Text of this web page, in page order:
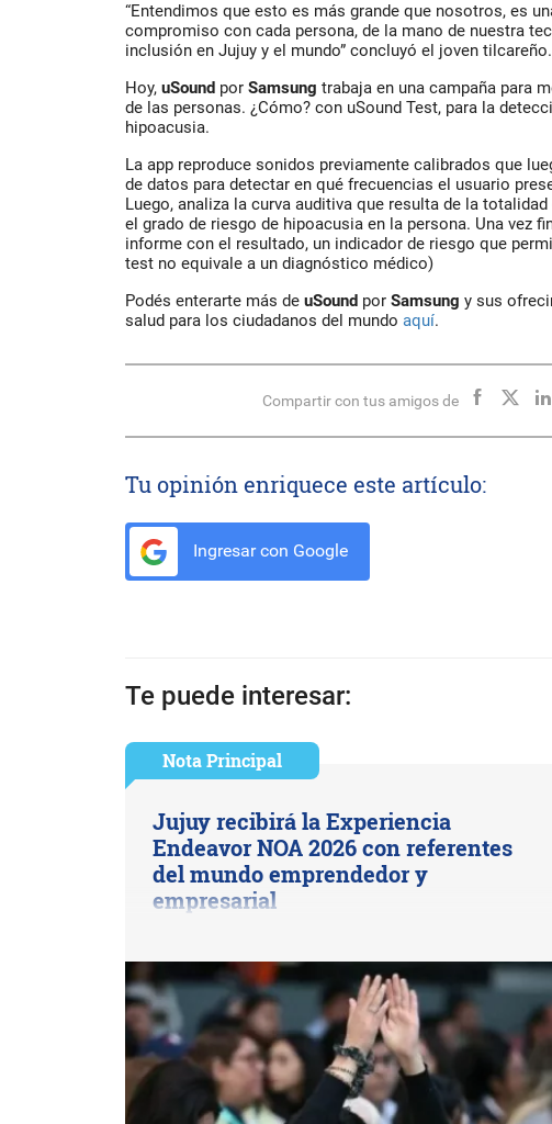
“Entendimos que esto es más grande que nosotros, es
compromiso con cada persona, de la mano de nuestra
inclusión en Jujuy y el mundo” concluyó el joven tilcareño.
Hoy, uSound por Samsung trabaja en una campaña para
de las personas. ¿Cómo? con uSound Test, para la
hipoacusia.
La app reproduce sonidos previamente calibrados que
de datos para detectar en qué frecuencias el usuario
Luego, analiza la curva auditiva que resulta de la
el grado de riesgo de hipoacusia en la persona. Una vez
informe con el resultado, un indicador de riesgo que
test no equivale a un diagnóstico médico)
Podés enterarte más de uSound por Samsung y sus
salud para los ciudadanos del mundo aquí.
Compartir con tus amigos de
Tu opinión enriquece este artículo:
Ingresar con Google
Te puede interesar:
Nota Principal
Jujuy recibirá la Experiencia
Endeavor NOA 2026 con referentes
del mundo emprendedor y
empresarial